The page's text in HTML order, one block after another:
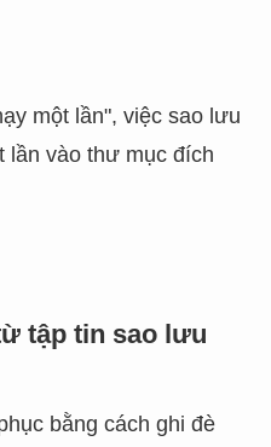
một lần", việc sao lưu
lần vào thư mục đích
tập tin sao lưu
bằng cách ghi đè